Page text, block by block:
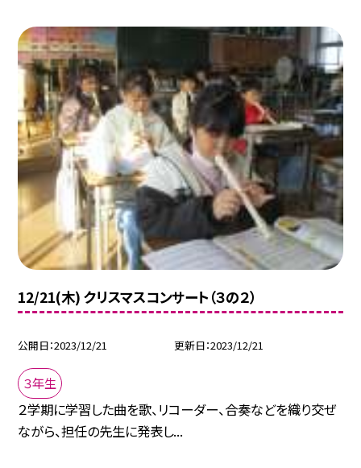
12/21(木) クリスマスコンサート（３の２）
公開日 2023/12/21 更新日 2023/12/21
３年生
２学期に学習した曲を歌、リコーダー、合奏などを織り交ぜ
ながら、担任の先生に発表し...